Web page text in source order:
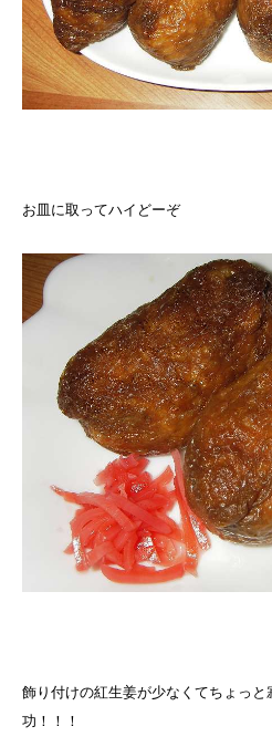
お皿に取ってハイどーぞ
飾り付けの紅生姜が少なくてちょっ
功！！！